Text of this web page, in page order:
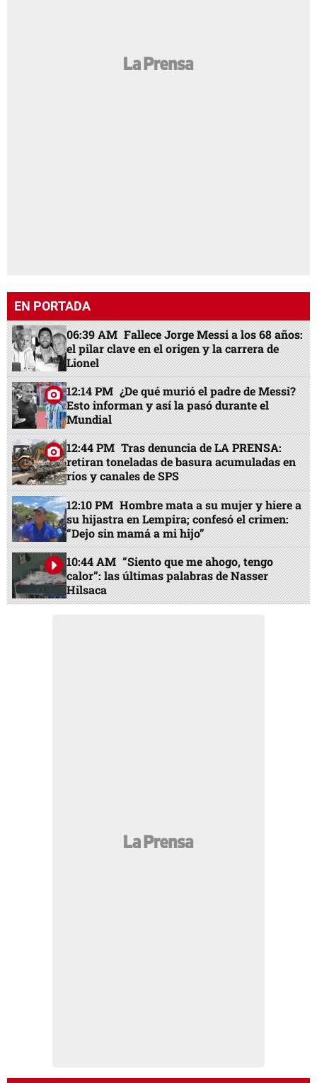
EN PORTADA
06:39 AM Fallece Jorge Messi a los 68 años:
el pilar clave en el origen y la carrera de
Lionel
12:14 PM ¿De qué murió el padre de Messi?
Esto informan y así la pasó durante el
Mundial
12:44 PM Tras denuncia de LA PRENSA:
retiran toneladas de basura acumuladas en
ríos y canales de SPS
12:10 PM Hombre mata a su mujer y hiere a
su hijastra en Lempira; confesó el crimen:
“Dejo sin mamá a mi hijo”
10:44 AM “Siento que me ahogo, tengo
calor”: las últimas palabras de Nasser
Hilsaca